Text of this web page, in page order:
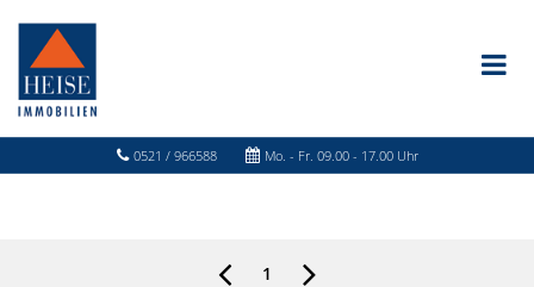
0521 / 966588 Mo. - Fr. 09.00 - 17.00 Uhr
1